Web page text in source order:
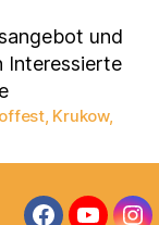
und
Interessierte
, Krukow,